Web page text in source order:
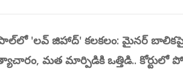
'లవ్ జిహాద్' కలకలం: మైనర్ బాలికపై
మత మార్పిడికి ఒత్తిడి.. కోర్టులో